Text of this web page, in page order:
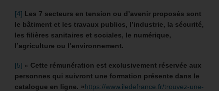
[4] Les 7 secteurs en tension ou d’avenir proposés sont
le bâtiment et les travaux publics, l’industrie, la sécurité,
les filières sanitaires et sociales, le numérique,
l’agriculture ou l’environnement.
[5] « Cette rémunération est exclusivement réservée aux
personnes qui suivront une formation présente dans le
catalogue en ligne. »https://www.iledefrance.fr/trouvez-une-